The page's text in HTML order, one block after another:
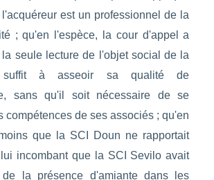
est un professionnel de la
; qu'en l'espèce, la cour d'appel a
seule lecture de l'objet social de la
à asseoir sa qualité de
sans qu'il soit nécessaire de se
compétences de ses associés ; qu'en
que la SCI Doun ne rapportait
incombant que la SCI Sevilo avait
de la présence d'amiante dans les